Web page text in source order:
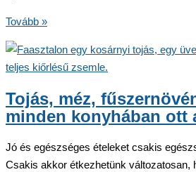
Ételek
és
kiegészítők
–
egyesek
hatékonyak,
mások
károsak
Tovább »
Tojás, méz,
minden konyhában ott
Jó és egészséges ételeket csakis
Csakis akkor étkezhetünk változatosan,